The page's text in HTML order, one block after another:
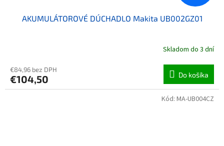
AKUMULÁTOROVÉ DÚCHADLO Makita UB002GZ01
Skladom do 3 dní
€84,96 bez DPH
€104,50 Do košíka
Kód: MA-UB004CZ